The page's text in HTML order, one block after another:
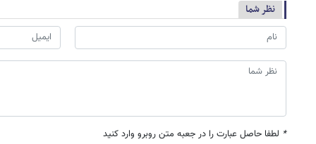
نظر شما
* لطفا حاصل عبارت را در جعبه متن روبرو وارد کنید